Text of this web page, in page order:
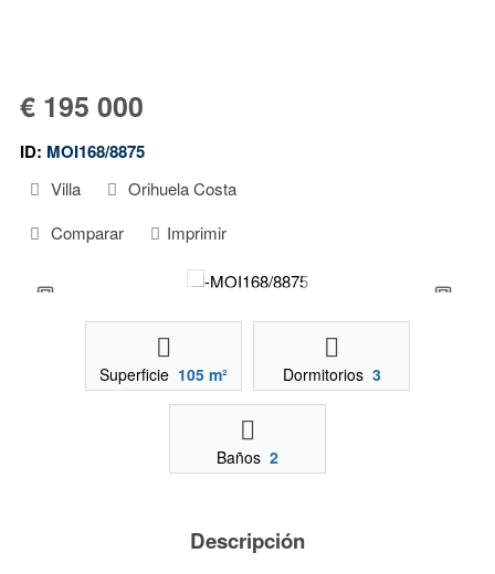
€ 195 000
ID: MOI168/8875
Villa
Orihuela Costa
Comparar
Imprimir
Superficie 105 m² Dormitorios 3
Baños 2
Descripción